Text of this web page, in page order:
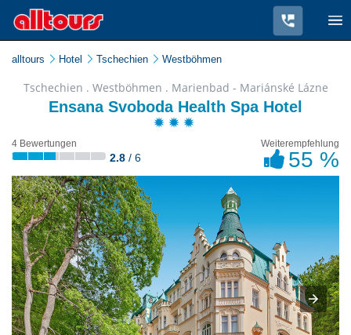
alltours Hotel Tschechien Westböhmen
Tschechien . Westböhmen . Marienbad - Mariánské Lázne
Ensana Svoboda Health Spa Hotel
4 Bewertungen
2.8 / 6
Weiterempfehlung
55 %